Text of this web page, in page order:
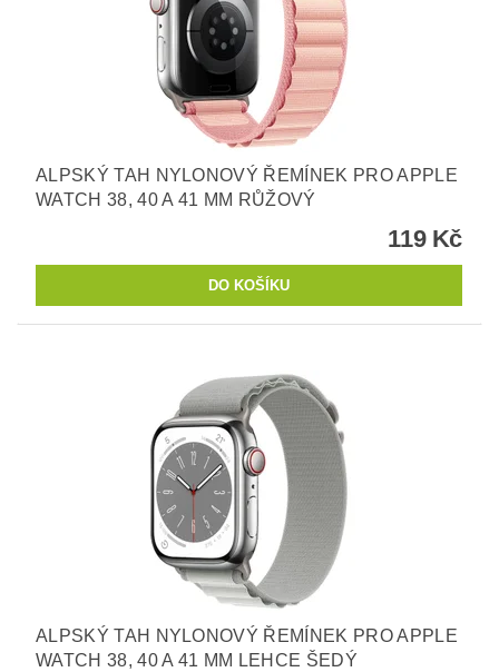
ALPSKÝ TAH NYLONOVÝ ŘEMÍNEK PRO APPLE
WATCH 38, 40 A 41 MM RŮŽOVÝ
119 Kč
ALPSKÝ TAH NYLONOVÝ ŘEMÍNEK PRO APPLE
WATCH 38, 40 A 41 MM LEHCE ŠEDÝ